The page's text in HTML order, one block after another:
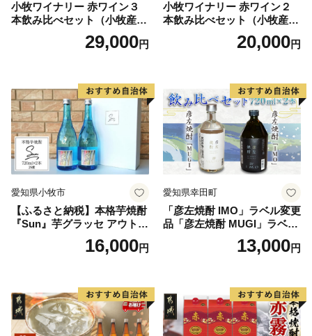
小牧ワイナリー 赤ワイン３
本飲み比べセット（小牧産ぶ
どう100％使用）29,000円
小牧ワイナリー 赤ワイン２
本飲み比べセット（小牧産ぶ
どう100％使用）20,000円
愛知県小牧市
【ふるさと納税】本格芋焼酎
『Sun』芋グラッセ アウトド
ア ソロキャンプ ベランピン
グ 巣ごもり 就労支援16,000円
愛知県幸田町
「彦左焼酎 IMO」ラベル変更
品「彦左焼酎 MUGI」ラベル
変更品 飲み比べ セット 合計
2本 720ml×各1本 25度 焼酎
13,000円